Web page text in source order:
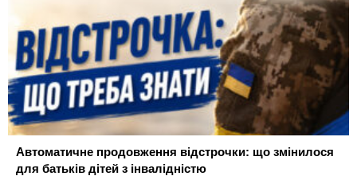
Автоматичне продовження відстрочки: що змінилося
для батьків дітей з інвалідністю